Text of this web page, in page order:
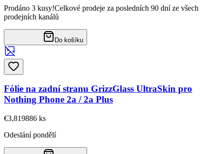
Prodáno 3 kusy!Celkové prodeje za posledních 90 dní ze všech
prodejních kanálů
Do košíku
Fólie na zadní stranu GrizzGlass UltraSkin pro
Nothing Phone 2a / 2a Plus
€3,819886 ks
Odeslání pondělí